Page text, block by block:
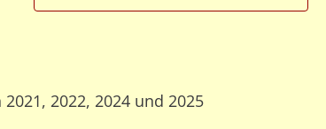
2022, 2024 und 2025